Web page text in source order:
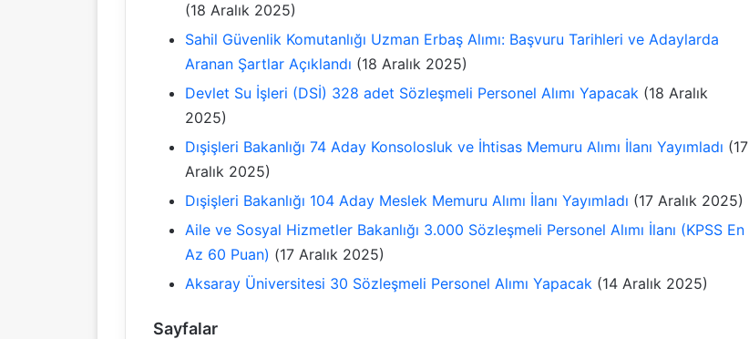
(18 Aralık 2025)
Sahil Güvenlik Komutanlığı Uzman Erbaş Alımı: Başvuru Tarihleri ve Adaylarda
Aranan Şartlar Açıklandı (18 Aralık 2025)
Devlet Su İşleri (DSİ) 328 adet Sözleşmeli Personel Alımı Yapacak (18 Aralık
2025)
Dışişleri Bakanlığı 74 Aday Konsolosluk ve İhtisas Memuru Alımı İlanı Yayımladı (17
Aralık 2025)
Dışişleri Bakanlığı 104 Aday Meslek Memuru Alımı İlanı Yayımladı (17 Aralık 2025)
Aile ve Sosyal Hizmetler Bakanlığı 3.000 Sözleşmeli Personel Alımı İlanı (KPSS En
Az 60 Puan) (17 Aralık 2025)
Aksaray Üniversitesi 30 Sözleşmeli Personel Alımı Yapacak (14 Aralık 2025)
Sayfalar